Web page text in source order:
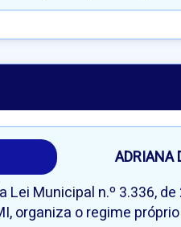
ADRIANA
Lei Municipal n.º 3.336,
organiza o regime